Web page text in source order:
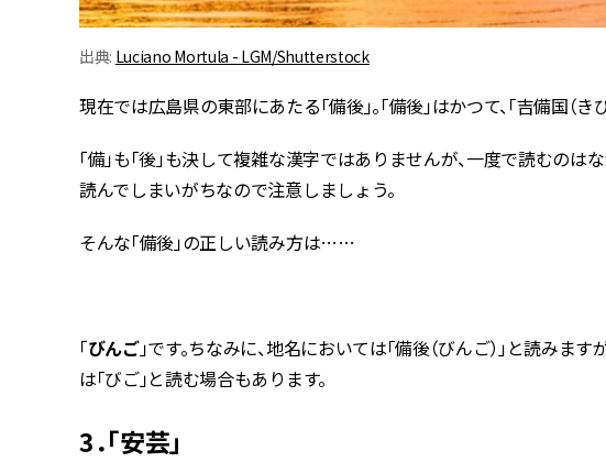
出典: Luciano Mortula - LGM/Shutterstock
現在では広島県の東部にあたる「備後」。「備後」はかつて、「吉備国（
「備」も「後」も決して複雑な漢字ではありませんが、一度で読むのは
読んでしまいがちなので注意しましょう。
そんな「備後」の正しい読み方は……
「びんご」です。ちなみに、地名においては「備後（びんご）」と読みま
は「びご」と読む場合もあります。
3．「安芸」